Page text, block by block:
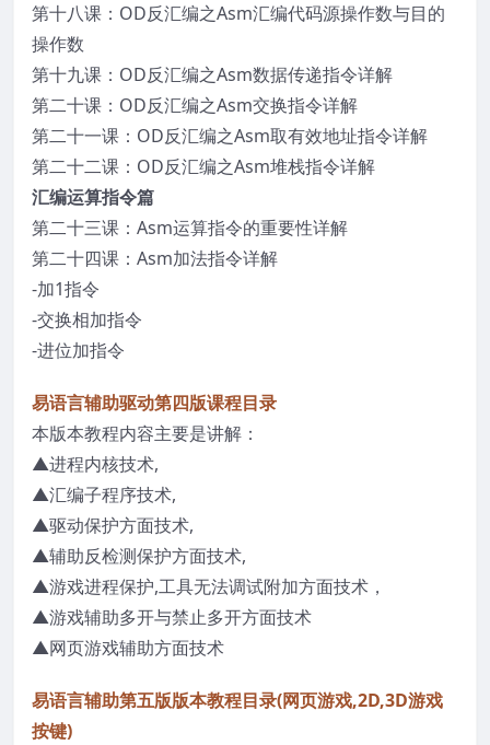
第十八课：OD反汇编之Asm汇编代码源操作数与目的
操作数
第十九课：OD反汇编之Asm数据传递指令详解
第二十课：OD反汇编之Asm交换指令详解
第二十一课：OD反汇编之Asm取有效地址指令详解
第二十二课：OD反汇编之Asm堆栈指令详解
汇编运算指令篇
第二十三课：Asm运算指令的重要性详解
第二十四课：Asm加法指令详解
-加1指令
-交换相加指令
-进位加指令
易语言辅助驱动第四版课程目录
本版本教程内容主要是讲解：
▲进程内核技术,
▲汇编子程序技术,
▲驱动保护方面技术,
▲辅助反检测保护方面技术,
▲游戏进程保护,工具无法调试附加方面技术，
▲游戏辅助多开与禁止多开方面技术
▲网页游戏辅助方面技术
易语言辅助第五版版本教程目录(网页游戏,2D,3D游戏
按键)